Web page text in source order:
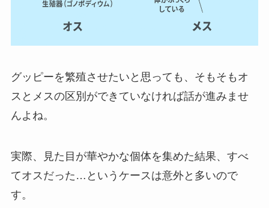
グッピーを繁殖させたいと思っても、そもそもオ
スとメスの区別ができていなければ話が進みませ
んよね。
実際、見た目が華やかな個体を集めた結果、すべ
てオスだった…というケースは意外と多いので
す。